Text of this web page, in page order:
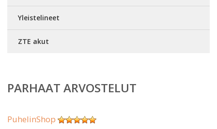
Yleistelineet
ZTE akut
PARHAAT ARVOSTELUT
PuhelinShop